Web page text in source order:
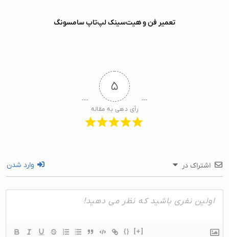
تعمیر فن و هیت‌سینک لپ‌تاپ سامسونگ
۵
رأی دهی به مقاله
اشتراک در وارد شدن
{} [+]